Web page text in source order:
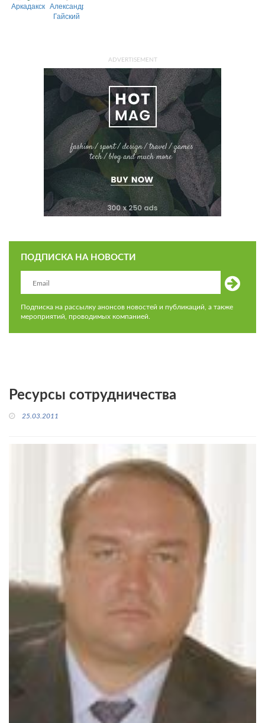
АркадакскийАлександрово-
Гайский
ADVERTISEMENT
ПОДПИСКА НА НОВОСТИ
Подписка на рассылку анонсов новостей и публикаций, а также
мероприятий, проводимых компанией.
Ресурсы сотрудничества
25.03.2011